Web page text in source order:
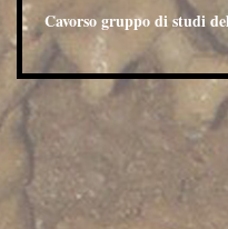
Cavorso gruppo di studi